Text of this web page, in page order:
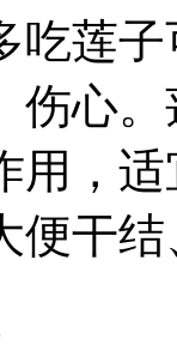
吃莲
伤心
用，
便干